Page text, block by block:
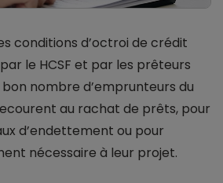
conditions d’octroi de crédit
le HCSF et par les prêteurs
nombre d’emprunteurs du
au rachat de prêts, pour
d’endettement ou pour
nécessaire à leur projet.